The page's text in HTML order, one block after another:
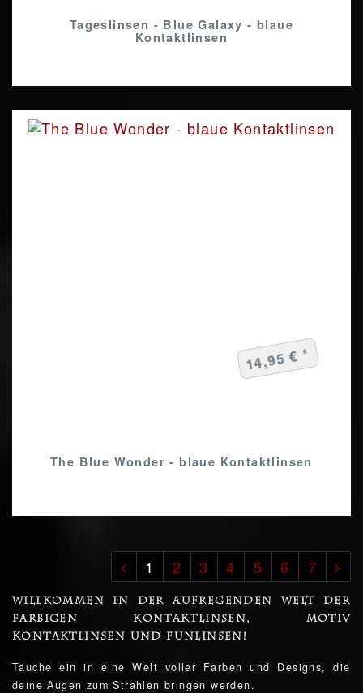
Tageslinsen - Blue Galaxy - blaue
Kontaktlinsen
The Blue Wonder - blaue Kontaktlinsen
14,95 € *
1 2 3 4 5 6 7
Willkommen in der aufregenden Welt der
farbigen Kontaktlinsen, Motiv
Kontaktlinsen und Funlinsen!
Tauche ein in eine Welt voller Farben und Designs, die
deine Augen zum Strahlen bringen werden.